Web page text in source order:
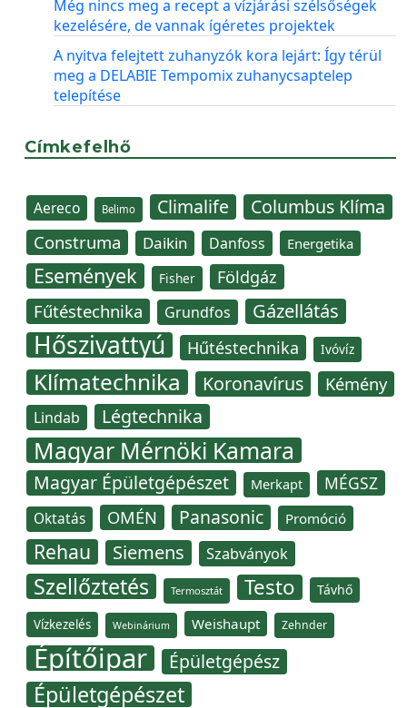
Még nincs meg a recept a vízjárási szélsőségek
kezelésére, de vannak ígéretes projektek
A nyitva felejtett zuhanyzók kora lejárt: Így térül
meg a DELABIE Tempomix zuhanycsaptelep
telepítése
Címkefelhő
Aereco Belimo Climalife Columbus Klíma
Construma Daikin Danfoss Energetika
Események Fisher Földgáz
Fűtéstechnika Grundfos Gázellátás
Hőszivattyú Hűtéstechnika Ivóvíz
Klímatechnika Koronavírus Kémény
Lindab Légtechnika
Magyar Mérnöki Kamara
Magyar Épületgépészet Merkapt MÉGSZ
Oktatás OMÉN Panasonic Promóció
Rehau Siemens Szabványok
Szellőztetés Termosztát Testo Távhő
Vízkezelés Webinárium Weishaupt Zehnder
Építőipar Épületgépész
Épületgépészet